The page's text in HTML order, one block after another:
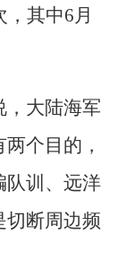
其中6月
，大陆海军
个目的，
队训、远洋
切断周边频